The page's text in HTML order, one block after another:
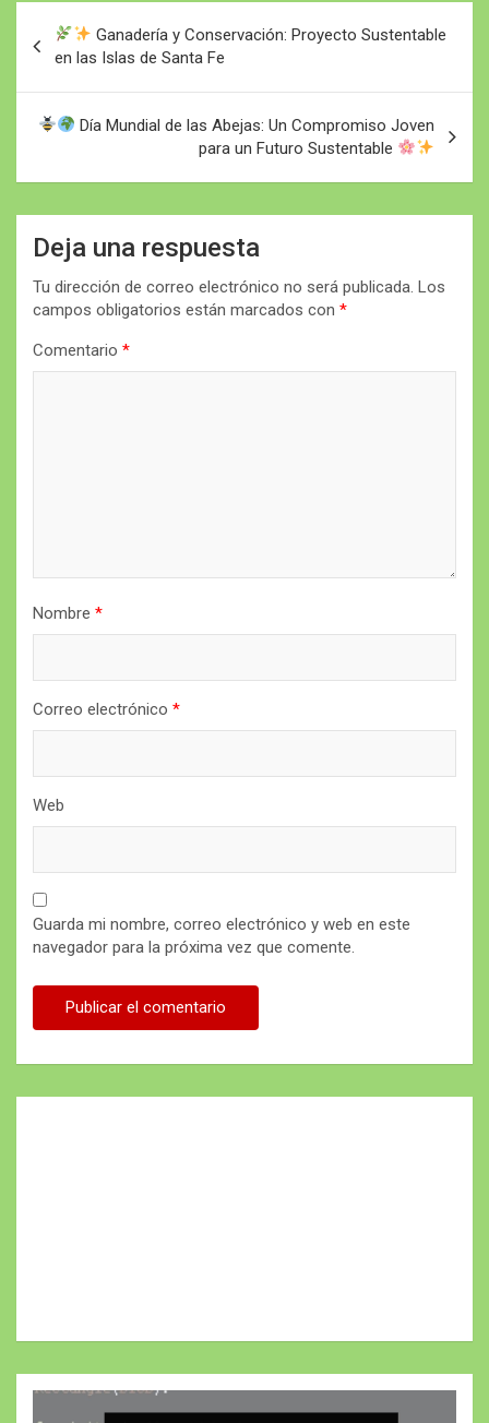
Navegación
de
entradas
Ganadería y Conservación: Proyecto Sustentable
en las Islas de Santa Fe
Día Mundial de las Abejas: Un Compromiso Joven
para un Futuro Sustentable
Deja una respuesta
Tu dirección de correo electrónico no será publicada. Los
campos obligatorios están marcados con *
Comentario *
Nombre *
Correo electrónico *
Web
Guarda mi nombre, correo electrónico y web en este
navegador para la próxima vez que comente.